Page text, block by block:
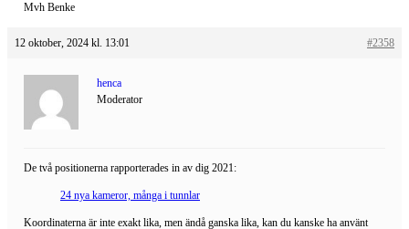
Mvh Benke
12 oktober, 2024 kl. 13:01 #2358
henca
Moderator
De två positionerna rapporterades in av dig 2021:
24 nya kameror, många i tunnlar
Koordinaterna är inte exakt lika, men ändå ganska lika, kan du kanske ha använt